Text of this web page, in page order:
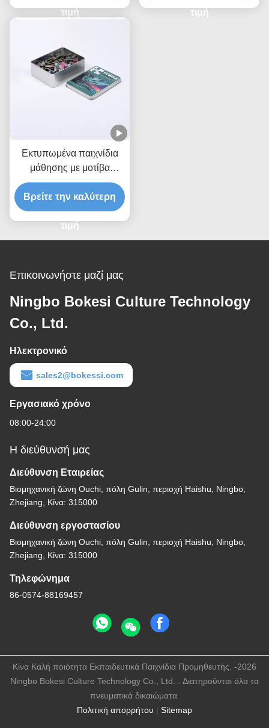
τιμή τιμή
Εκτυπωμένα παιχνίδια
μάθησης με μοτίβα
Εκπαιδευτικά παζλ
Βρείτε την καλύτερη
τιμή
Επικοινωνήστε μαζί μας
Ningbo Bokesi Culture Technology
Co., Ltd.
Ηλεκτρονικό
sales2@bokessi.com
Εργασιακό χρόνο
08:00-24:00
Η διεύθυνσή μας
Διεύθυνση Εταιρείας
Βιομηχανική ζώνη Ouchi, πόλη Gulin, περιοχή Haishu, Ningbo,
Zhejiang, Κίνα: 315000
Διεύθυνση εργοστασίου
Βιομηχανική ζώνη Ouchi, πόλη Gulin, περιοχή Haishu, Ningbo,
Zhejiang, Κίνα: 315000
Τηλεφώνημα
86-0574-88169457
Πολιτική απορρήτου | Sitemap
Κίνα Καλή ποιότητα Εκπαιδευτικά Παιχνίδια Προμηθευτής. -2026
Ningbo Bokesi Culture Technology Co., Ltd. . Διατηρούνται όλα τα
πνευματικά δικαιώματα.